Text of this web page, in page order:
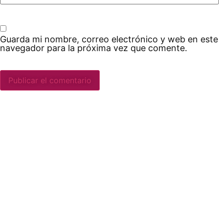
Guarda mi nombre, correo electrónico y web en este
navegador para la próxima vez que comente.